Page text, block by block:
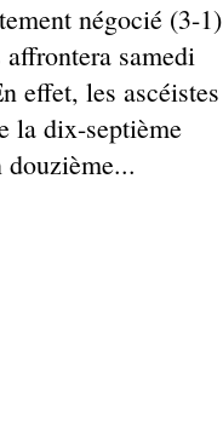
négocié (3-1)
samedi
effet, les ascéistes
la dix-septième